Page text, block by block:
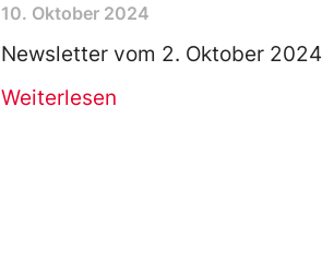
10. Oktober 2024
Newsletter vom 2. Oktober 2024
Weiterlesen